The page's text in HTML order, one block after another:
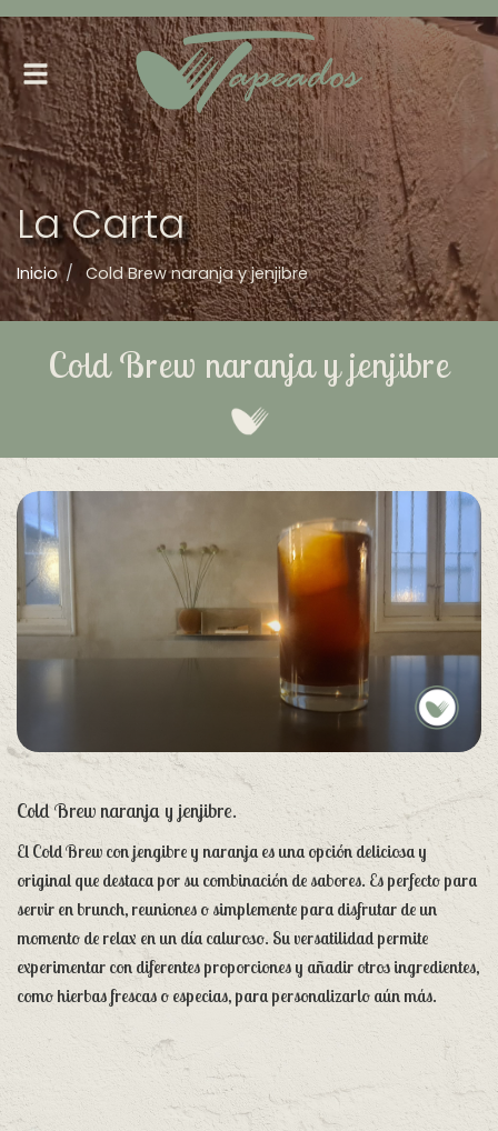
Alternar
navegación
La Carta
Inicio Cold Brew naranja y jenjibre
Cold Brew naranja y jenjibre
Cold Brew naranja y jenjibre.
El Cold Brew con jengibre y naranja es una opción deliciosa y
original que destaca por su combinación de sabores. Es perfecto para
servir en brunch, reuniones o simplemente para disfrutar de un
momento de relax en un día caluroso. Su versatilidad permite
experimentar con diferentes proporciones y añadir otros ingredientes,
como hierbas frescas o especias, para personalizarlo aún más.